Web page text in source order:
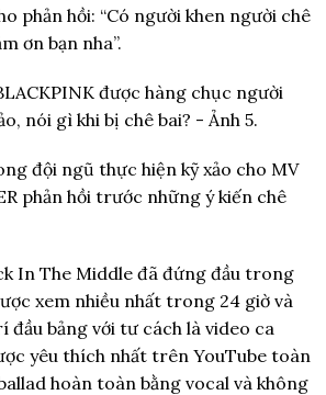
phản hồi: “Có người khen người chê
ơn bạn nha”.
đội ngũ thực hiện kỹ xảo cho MV
phản hồi trước những ý kiến chê
In The Middle đã đứng đầu trong
xem nhiều nhất trong 24 giờ và
bảng với tư cách là video ca
yêu thích nhất trên YouTube toàn
hoàn toàn bằng vocal và không